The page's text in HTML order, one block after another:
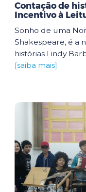
Contação de
Incentivo à
Sonho de uma
Shakespeare, é a
histórias Lindy
[saiba mais]